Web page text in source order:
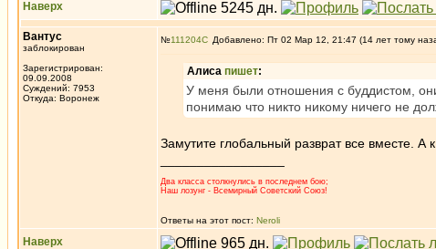
Наверх
Вантус
заблокирован
Зарегистрирован:
09.09.2008
Суждений: 7953
Откуда: Воронеж
№111204 Добавлено: Пт 02 Мар 12, 21:47 (14 лет тому
Алиса пишет:
У меня были отношения с буддистом,
понимаю что никто никому ничего не
Замутите глобальный разврат все вместе. А
Два класса столкнулись в последнем бою;
Наш лозунг - Всемирный Советский Союз!
Ответы на этот пост: Neroli
Наверх